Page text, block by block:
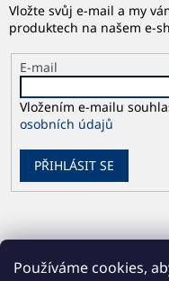
Používáme cookies,
Vložte svůj e-mail a my
produktech na našem e-
E-mail
Vložením e-mailu
osobních údajů
PŘIHLÁSIT SE